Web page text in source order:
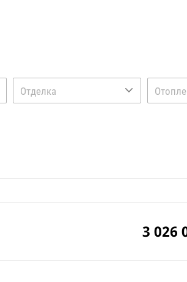
Отделка
3 026